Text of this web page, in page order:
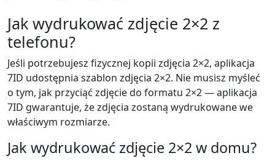
Jak wydrukować zdjęcie 2×2 z
telefonu?
Jeśli potrzebujesz fizycznej kopii zdjęcia 2×2, aplikacja
7ID udostępnia szablon zdjęcia 2×2. Nie musisz myśleć
o tym, jak przyciąć zdjęcie do formatu 2×2 — aplikacja
7ID gwarantuje, że zdjęcia zostaną wydrukowane we
właściwym rozmiarze.
Jak wydrukować zdjęcie 2×2 w domu?